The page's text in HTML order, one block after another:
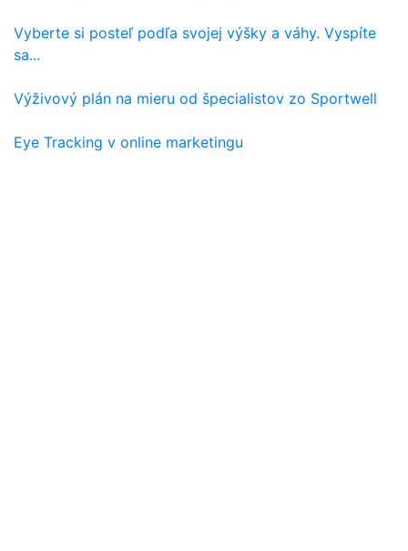
Vyberte si posteľ podľa svojej výšky a váhy. Vyspíte
sa...
Výživový plán na mieru od špecialistov zo Sportwell
Eye Tracking v online marketingu